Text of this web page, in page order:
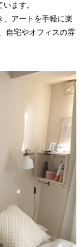
ます。
、アートを手軽に楽
自宅やオフィスの雰